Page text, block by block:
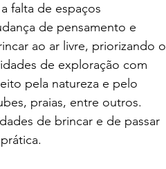
falta de espaços
de pensamento e
ao ar livre, priorizando o
de exploração com
pela natureza e pelo
praias, entre outros.
de brincar e de passar